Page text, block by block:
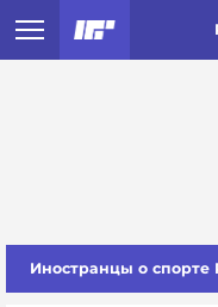
Иностранцы о спорте